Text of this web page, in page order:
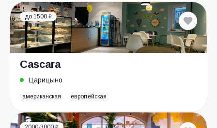
до 1500 ₽
Cascara
Царицыно
американская европейская